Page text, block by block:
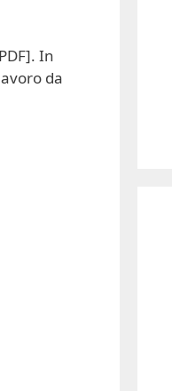
In
da